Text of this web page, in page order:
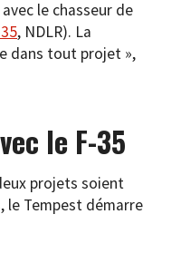
le chasseur de
, NDLR). La
dans tout projet »,
le F-35
projets soient
le Tempest démarre